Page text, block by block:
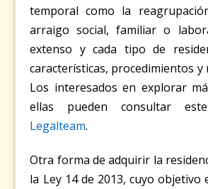
temporal como la
arraigo social, familiar o
extenso y cada tipo de
características, procedimientos y
Los interesados en explorar
ellas pueden consultar
Legalteam.
Otra forma de adquirir la
la Ley 14 de 2013, cuyo objetivo